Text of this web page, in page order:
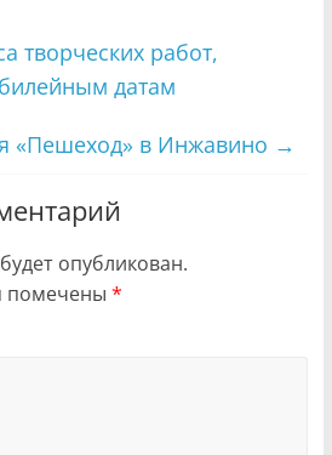
творческих работ,
датам
«Пешеход» в Инжавино →
опубликован.
помечены *